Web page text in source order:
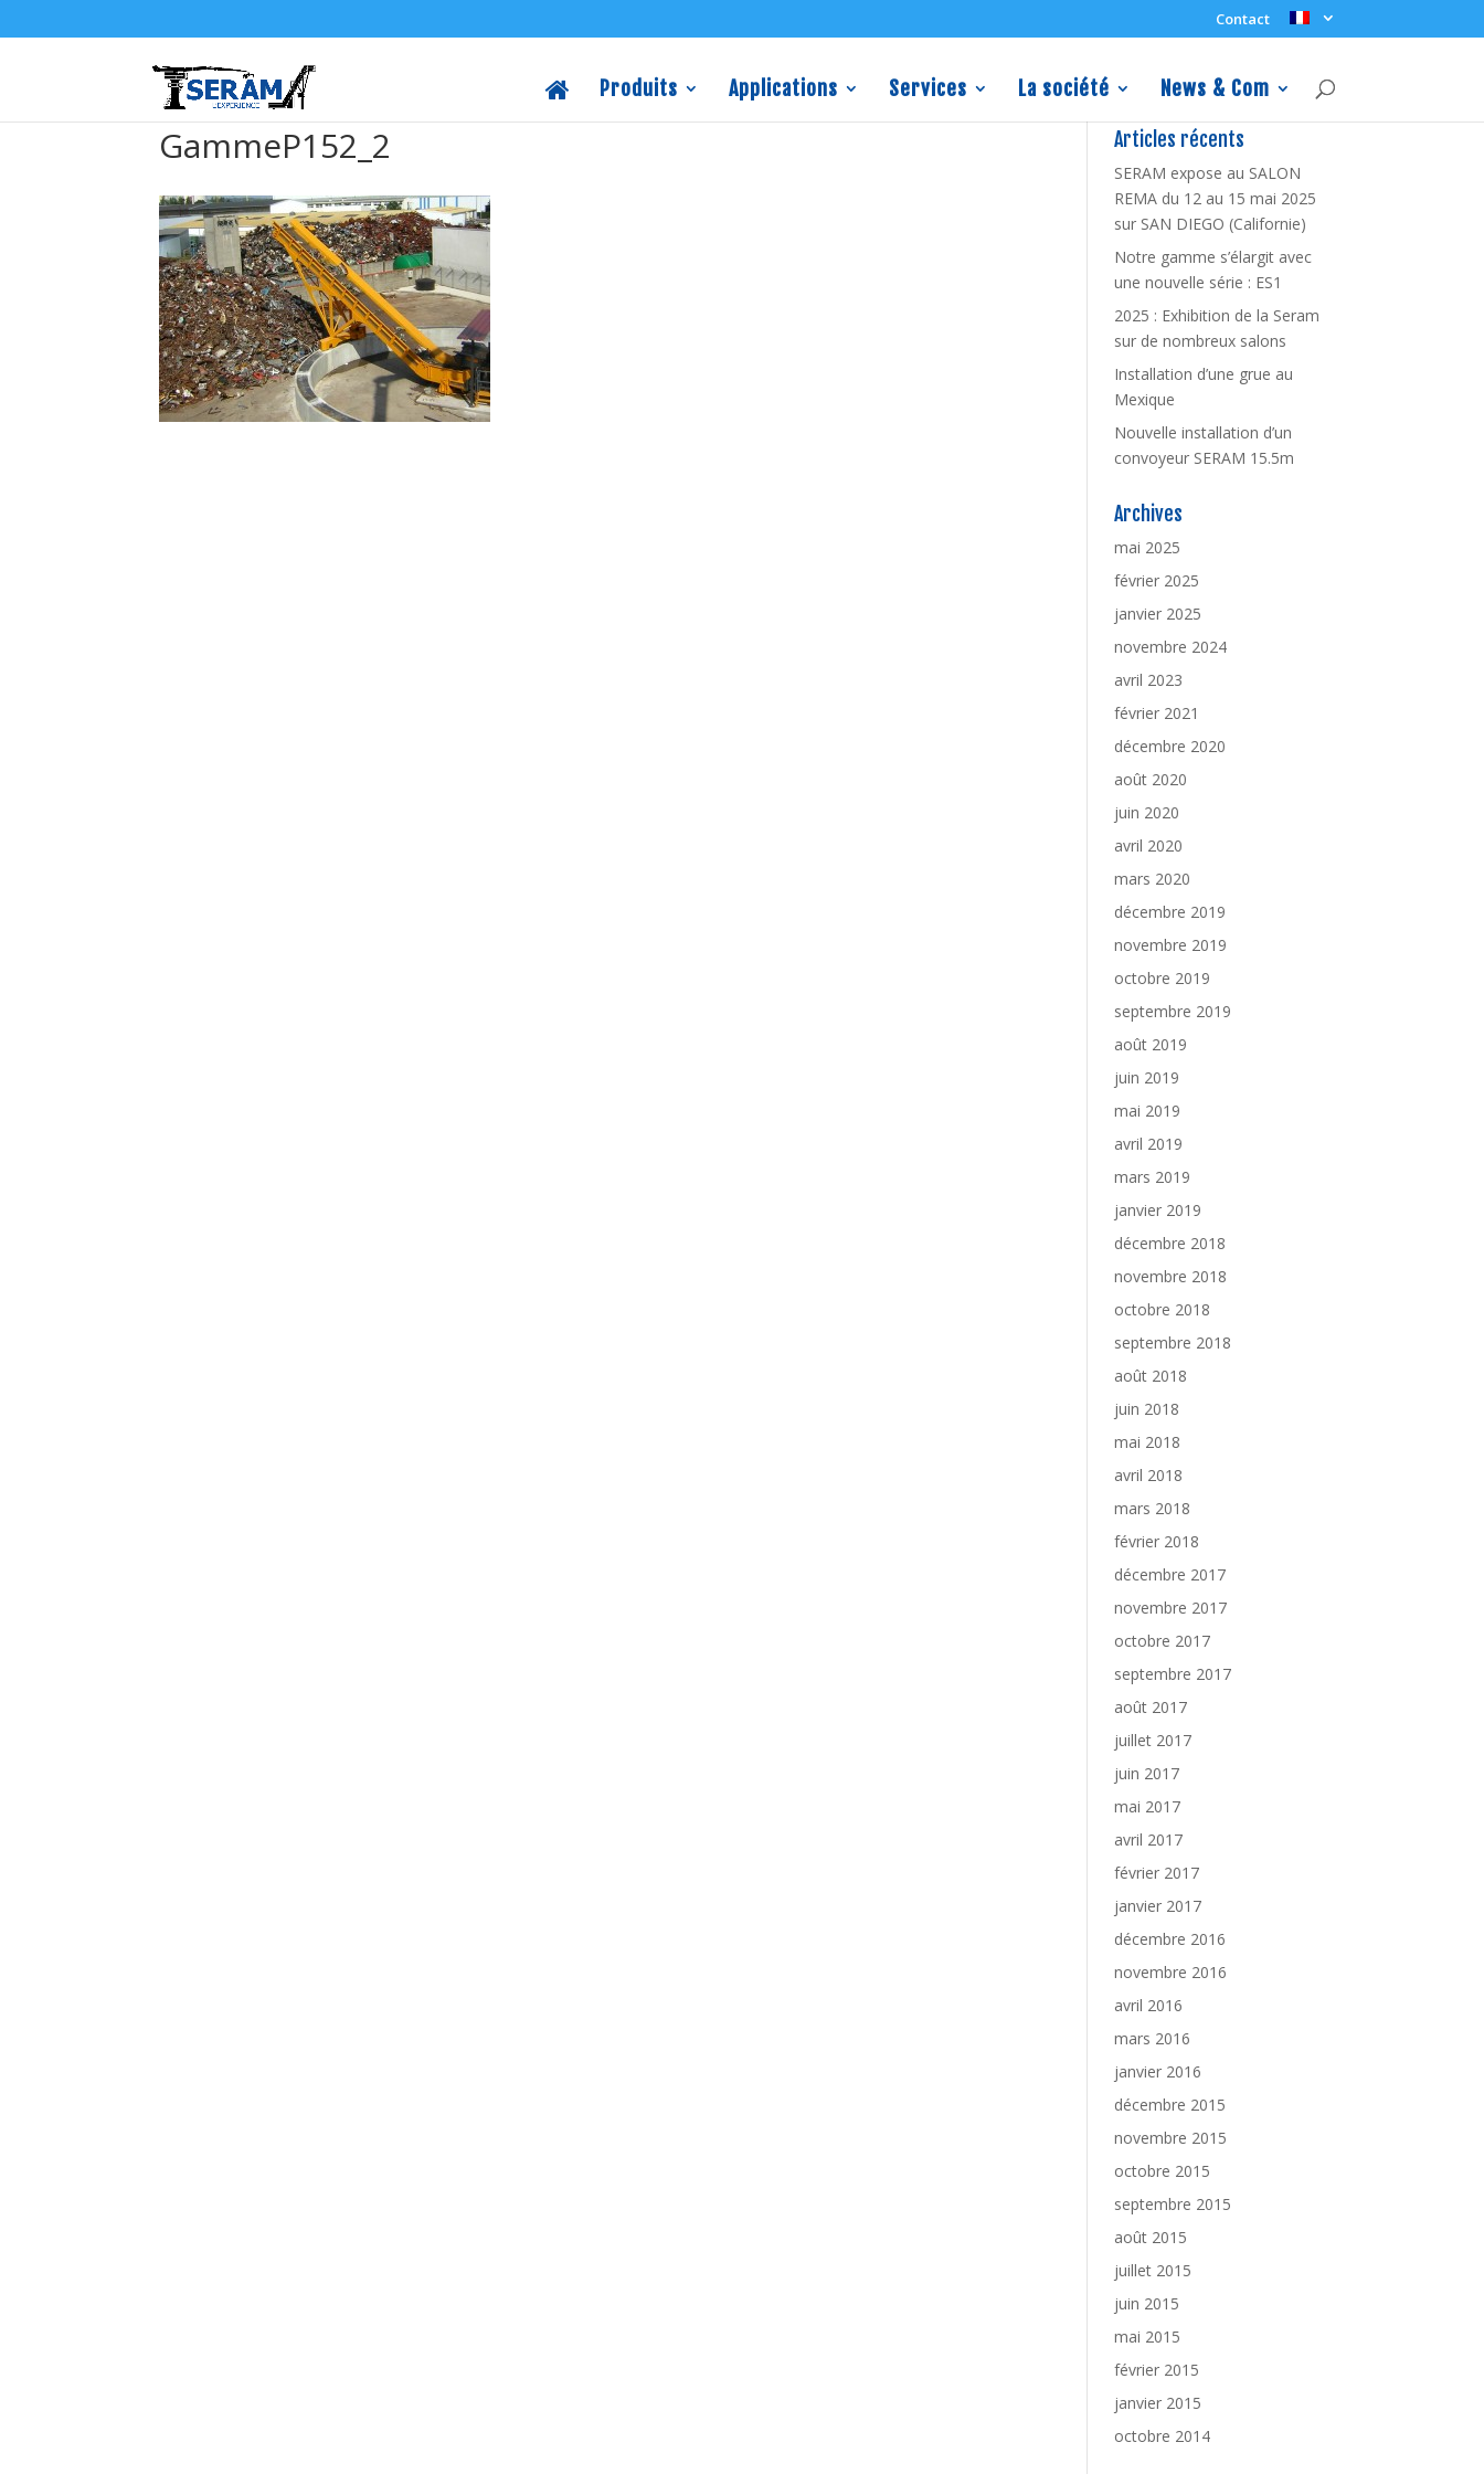
Contact
Produits Applications Services La société News & Com
GammeP152_2 Articles récents
SERAM expose au SALON
REMA du 12 au 15 mai 2025
sur SAN DIEGO (Californie)
Notre gamme s’élargit avec
une nouvelle série : ES1
2025 : Exhibition de la Seram
sur de nombreux salons
Installation d’une grue au
Mexique
Nouvelle installation d’un
convoyeur SERAM 15.5m
Archives
mai 2025
février 2025
janvier 2025
novembre 2024
avril 2023
février 2021
décembre 2020
août 2020
juin 2020
avril 2020
mars 2020
décembre 2019
novembre 2019
octobre 2019
septembre 2019
août 2019
juin 2019
mai 2019
avril 2019
mars 2019
janvier 2019
décembre 2018
novembre 2018
octobre 2018
septembre 2018
août 2018
juin 2018
mai 2018
avril 2018
mars 2018
février 2018
décembre 2017
novembre 2017
octobre 2017
septembre 2017
août 2017
juillet 2017
juin 2017
mai 2017
avril 2017
février 2017
janvier 2017
décembre 2016
novembre 2016
avril 2016
mars 2016
janvier 2016
décembre 2015
novembre 2015
octobre 2015
septembre 2015
août 2015
juillet 2015
juin 2015
mai 2015
février 2015
janvier 2015
octobre 2014